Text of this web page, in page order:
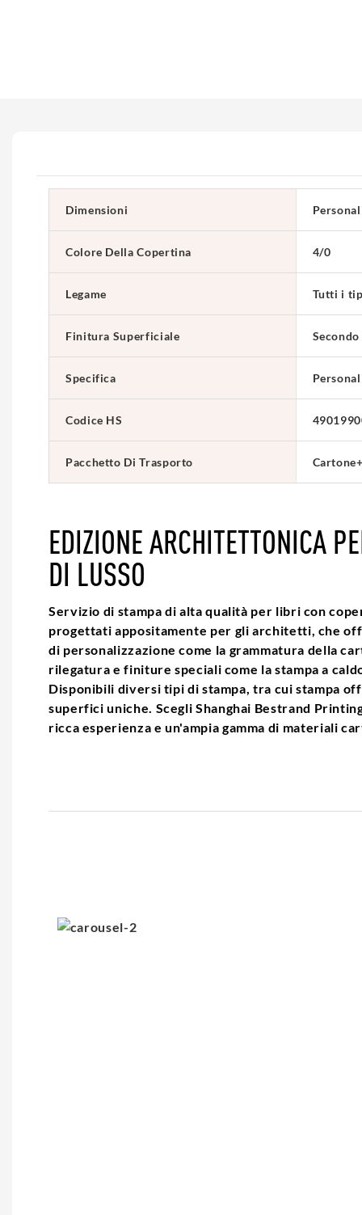
Dimensioni
Colore Della Copertina 4/0
Legame Tutti i
Finitura Superficiale
Specifica
Codice HS
Pacchetto Di Trasporto
EDIZIONE ARCHITETTONICA
DI LUSSO
Servizio di stampa di alta qualità per libri con
progettati appositamente per gli architetti, che
di personalizzazione come la grammatura della
rilegatura e finiture speciali come la stampa a
Disponibili diversi tipi di stampa, tra cui stampa
superfici uniche. Scegli Shanghai Bestrand
ricca esperienza e un'ampia gamma di materiali